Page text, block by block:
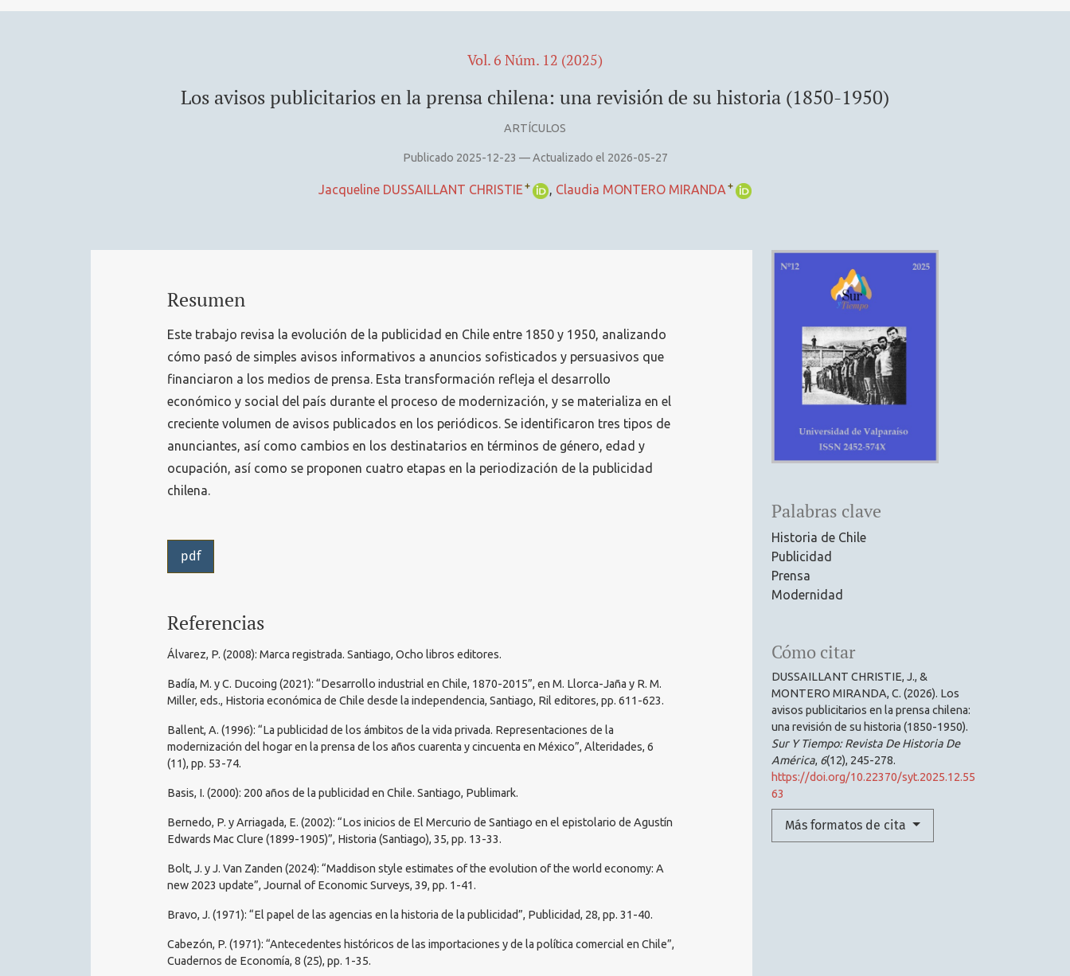
Vol. 6 Núm. 12 (2025)
Los avisos publicitarios en la prensa chilena: una revisión de su historia (1850-1950)
ARTÍCULOS
Publicado 2025-12-23 — Actualizado el 2026-05-27
Jacqueline DUSSAILLANT CHRISTIE + Claudia MONTERO MIRANDA +
Palabras clave
Historia de Chile
Publicidad
Prensa
Modernidad
Cómo citar
DUSSAILLANT CHRISTIE, J., &
MONTERO MIRANDA, C. (2026). Los
avisos publicitarios en la prensa chilena:
una revisión de su historia (1850-1950).
Sur Y Tiempo: Revista De Historia De
América, 6(12), 245-278.
https://doi.org/10.22370/syt.2025.12.55
63
Más formatos de cita
Resumen
Este trabajo revisa la evolución de la publicidad en Chile entre 1850 y 1950, analizando
cómo pasó de simples avisos informativos a anuncios sofisticados y persuasivos que
financiaron a los medios de prensa. Esta transformación refleja el desarrollo
económico y social del país durante el proceso de modernización, y se materializa en el
creciente volumen de avisos publicados en los periódicos. Se identificaron tres tipos de
anunciantes, así como cambios en los destinatarios en términos de género, edad y
ocupación, así como se proponen cuatro etapas en la periodización de la publicidad
chilena.
pdf
Referencias
Álvarez, P. (2008): Marca registrada. Santiago, Ocho libros editores.
Badía, M. y C. Ducoing (2021): “Desarrollo industrial en Chile, 1870-2015”, en M. Llorca-Jaña y R. M.
Miller, eds., Historia económica de Chile desde la independencia, Santiago, Ril editores, pp. 611-623.
Ballent, A. (1996): “La publicidad de los ámbitos de la vida privada. Representaciones de la
modernización del hogar en la prensa de los años cuarenta y cincuenta en México”, Alteridades, 6
(11), pp. 53-74.
Basis, I. (2000): 200 años de la publicidad en Chile. Santiago, Publimark.
Bernedo, P. y Arriagada, E. (2002): “Los inicios de El Mercurio de Santiago en el epistolario de Agustín
Edwards Mac Clure (1899-1905)”, Historia (Santiago), 35, pp. 13-33.
Bolt, J. y J. Van Zanden (2024): “Maddison style estimates of the evolution of the world economy: A
new 2023 update”, Journal of Economic Surveys, 39, pp. 1-41.
Bravo, J. (1971): “El papel de las agencias en la historia de la publicidad”, Publicidad, 28, pp. 31-40.
Cabezón, P. (1971): “Antecedentes históricos de las importaciones y de la política comercial en Chile”,
Cuadernos de Economía, 8 (25), pp. 1-35.